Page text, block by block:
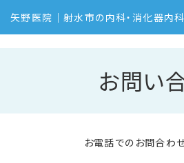
矢野医院｜射水市の内科・消化器内
お問い
お電話でのお問合わ